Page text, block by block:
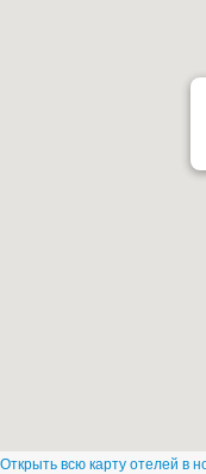
Открыть всю карту отелей в